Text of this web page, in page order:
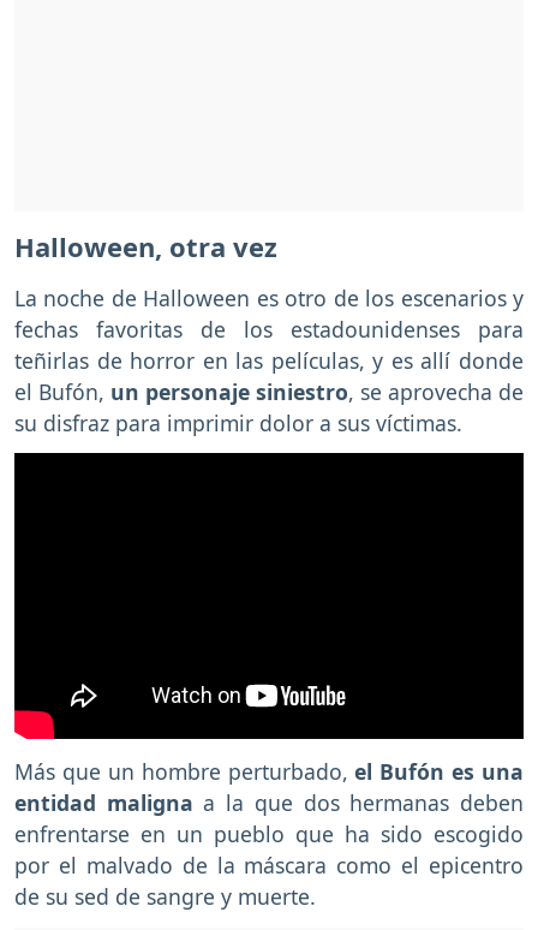
Halloween, otra vez
La noche de Halloween es otro de los escenarios y
fechas favoritas de los estadounidenses para
teñirlas de horror en las películas, y es allí donde
el Bufón, un personaje siniestro, se aprovecha de
su disfraz para imprimir dolor a sus víctimas.
Más que un hombre perturbado,el Bufón es una
entidad maligna a la que dos hermanas deben
enfrentarse en un pueblo que ha sido escogido
por el malvado de la máscara como el epicentro
de su sed de sangre y muerte.